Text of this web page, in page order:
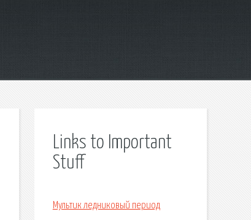
Links to Important
Stuff
Мультик ледниковый период